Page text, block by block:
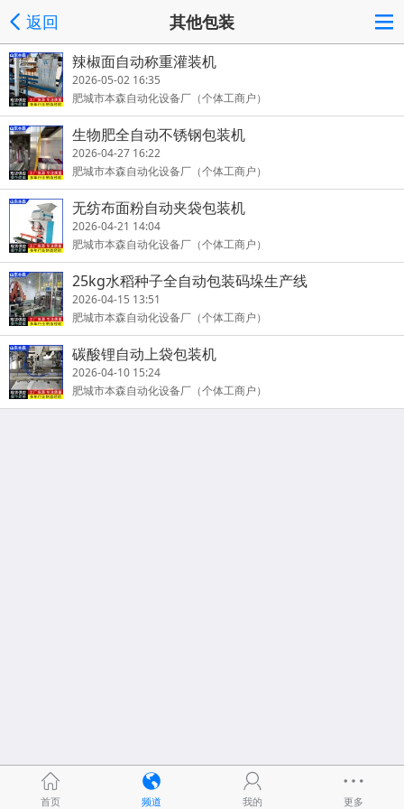
返回 其他包装
辣椒面自动称重灌装机
2026-05-02 16:35
肥城市本森自动化设备厂（个体工商户）
生物肥全自动不锈钢包装机
2026-04-27 16:22
肥城市本森自动化设备厂（个体工商户）
无纺布面粉自动夹袋包装机
2026-04-21 14:04
肥城市本森自动化设备厂（个体工商户）
25kg水稻种子全自动包装码垛生产线
2026-04-15 13:51
肥城市本森自动化设备厂（个体工商户）
碳酸锂自动上袋包装机
2026-04-10 15:24
肥城市本森自动化设备厂（个体工商户）
首页 频道 我的 更多